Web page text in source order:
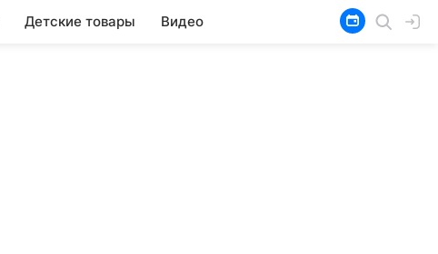
Детские товары Видео